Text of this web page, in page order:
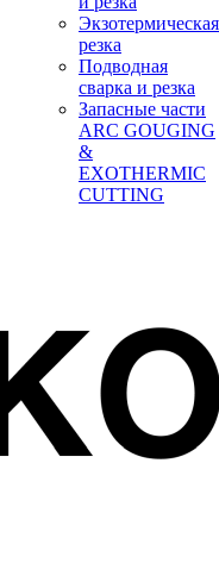
Экзотермическая
резка
Подводная
сварка и резка
Запасные части
ARC GOUGING
&
EXOTHERMIC
CUTTING